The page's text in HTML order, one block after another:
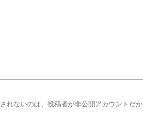
れないのは、投稿者が非公開アカウントだか